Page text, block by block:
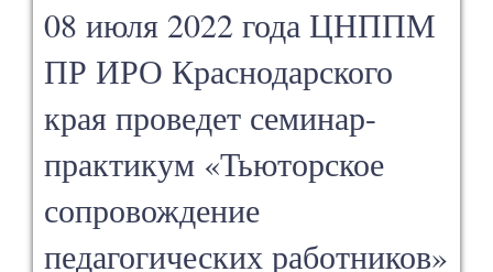
08 июля 2022 года ЦНППМ
ПР ИРО Краснодарского
края проведет семинар-
практикум «Тьюторское
сопровождение
педагогических работников»